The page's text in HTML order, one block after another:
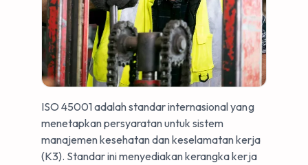
ISO 45001 adalah standar internasional yang
menetapkan persyaratan untuk sistem
manajemen kesehatan dan keselamatan kerja
(K3). Standar ini menyediakan kerangka kerja